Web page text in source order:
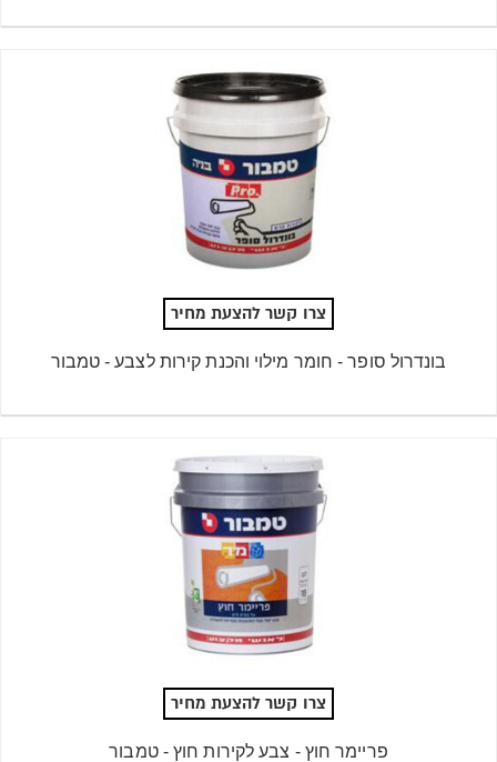
צרו קשר להצעת מחיר
בונדרול סופר - חומר מילוי והכנת קירות לצבע - טמבור
צרו קשר להצעת מחיר
פריימר חוץ - צבע לקירות חוץ - טמבור